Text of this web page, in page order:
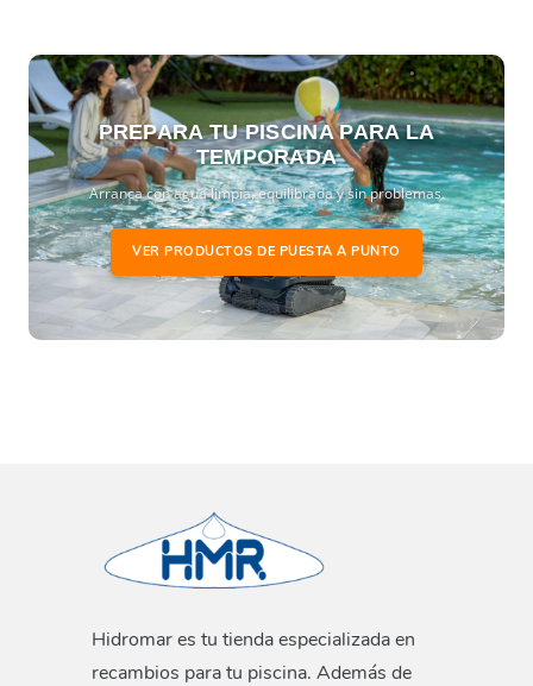
PREPARA TU PISCINA PARA LA
TEMPORADA
Arranca con agua limpia, equilibrada y sin problemas.
VER PRODUCTOS DE PUESTA A PUNTO
Hidromar es tu tienda especializada en
recambios para tu piscina. Además de